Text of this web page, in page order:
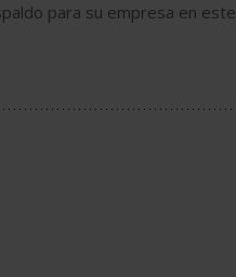
para su empresa en este